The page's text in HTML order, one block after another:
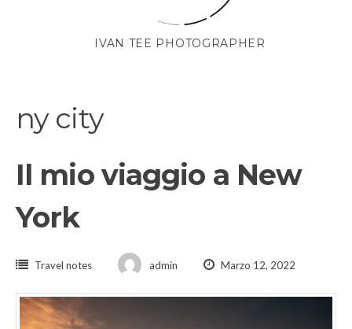
IVAN TEE PHOTOGRAPHER
ny city
Il mio viaggio a New
York
Travel notes admin Marzo 12, 2022